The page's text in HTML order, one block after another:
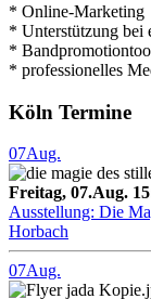
* Online-Marketing
* Unterstützung bei
*
* professionelles
Köln Termine
07Aug.
Freitag, 07.Aug.
Ausstellung: Die
Horbach
07Aug.